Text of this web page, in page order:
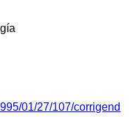
01/27/107/corrigend